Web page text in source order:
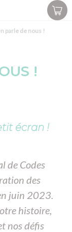
parle de nous !
!
écran !
de Codes
des
juin 2023.
histoire,
nos défis